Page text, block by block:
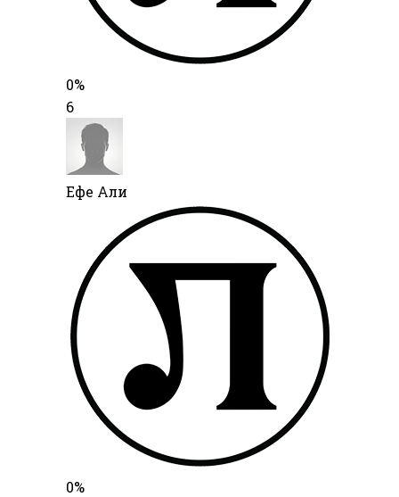
0%
6
Ефе Али
0%